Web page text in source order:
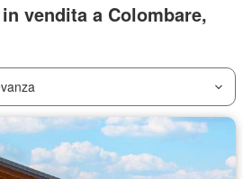
vendita a Colombare,